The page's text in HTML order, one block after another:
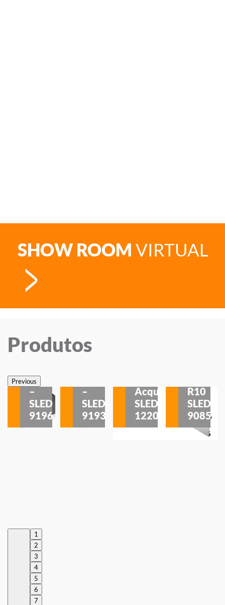
SHOW ROOM VIRTUAL
Produtos
PreviousSobrepor
–
SLED
9196
–
SLED
9193
Acqua
SLED
1220
R10
SLED
9085
1
2
3
4
5
6
7